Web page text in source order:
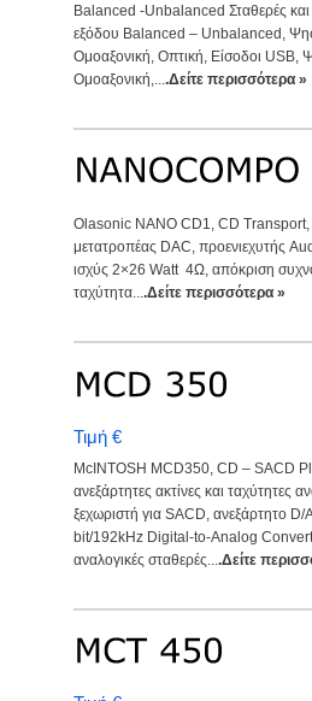
Balanced -Unbalanced Σταθερές και
εξόδου Balanced – Unbalanced,
Ομοαξονική, Οπτική, Είσοδοι USB,
Ομοαξονική,... .Δείτε περισσότερα »
Olasonic NANO CD1, CD Transport,
μετατροπέας DAC, προενιεχυτής
ισχύς 2×26 Watt 4Ω, απόκριση
ταχύτητα....Δείτε περισσότερα »
Τιμή €
McINTOSH MCD350, CD – SACD
ανεξάρτητες ακτίνες και ταχύτητες
ξεχωριστή για SACD, ανεξάρτητο
bit/192kHz Digital-to-Analog
αναλογικές σταθερές... .Δείτε